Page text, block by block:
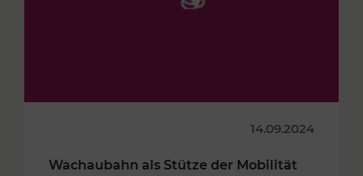
14.09.2024
Wachaubahn als Stütze der Mobilität